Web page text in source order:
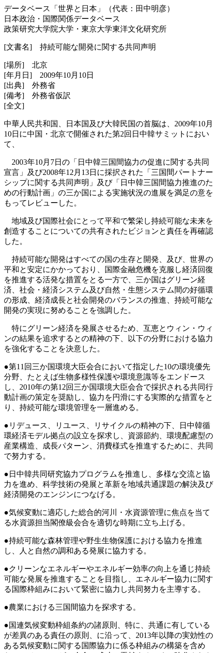
データベース「世界と日本」（代表：田中明彦）
日本政治・国際関係データベース
政策研究大学院大学・東京大学東洋文化研究所
[文書名] 持続可能な開発に関する共同声明
[場所] 北京
[年月日] 2009年10月10日
[出典] 外務省
[備考] 外務省仮訳
[全文]
中華人民共和国、日本国及び大韓民国の首脳は、2009年10月
10日に中国・北京で開催された第2回日中韓サミットにおい
て、
2003年10月7日の「日中韓三国間協力の促進に関する共同
宣言」及び2008年12月13日に採択された「三国間パートナー
シップに関する共同声明」及び「日中韓三国間協力推進のた
めの行動計画」の三か国による実施状況の進展を満足の意を
もってレビューした。
地域及び国際社会にとって平和で繁栄し持続可能な未来を
創造することについての共有されたビジョンと責任を再確認
した。
持続可能な開発はすべての国の生存と開発、及び、世界の
平和と安定にかかっており、国際金融危機を克服し経済回復
を推進する活発な措置をとる一方で、三か国はグリーン経
済、社会・経済システム及び自然・生態システム間の好循環
の形成、経済成長と社会開発のバランスの推進、持続可能な
開発の実現に努めることを強調した。
特にグリーン経済を発展させるため、互恵とウィン・ウィ
ンの結果を追求するとの精神の下、以下の分野における協力
を強化することを決意した。
●第11回三か国環境大臣会合において指定した10の環境優先
分野、たとえば生物多様性保護や環境意識等をエンドース
し、2010年の第12回三か国環境大臣会合で採択される共同行
動計画の策定を奨励し、協力を円滑にする実際的な措置をと
り、持続可能な環境管理を一層進める。
●リデュース、リユース、リサイクルの精神の下、日中韓循
環経済モデル拠点の設立を探求し、資源節約、環境配慮型の
産業構造、成長パターン、消費様式を推進するために、共同
で努力する。
●日中韓共同研究協力プログラムを推進し、多様な交流と協
力を進め、科学技術の発展と革新を地域共通課題の解決及び
経済開発のエンジンにつなげる。
●気候変動に適応した総合的河川・水資源管理に焦点を当て
る水資源担当閣僚級会合を適切な時期に立ち上げる。
●持続可能な森林管理や野生生物保護における協力を推進
し、人と自然の調和ある発展に協力する。
●クリーンなエネルギーやエネルギー効率の向上を通じ持続
可能な発展を推進することを目指し、エネルギー協力に関す
る国際枠組みにおいて緊密に協力し共同努力を主導する。
●農業における三国間協力を探求する。
●国連気候変動枠組条約の諸原則、特に、共通に有している
が差異のある責任の原則、に沿って、2013年以降の実効性の
ある気候変動に関する国際協力に係る枠組みの構築を含め